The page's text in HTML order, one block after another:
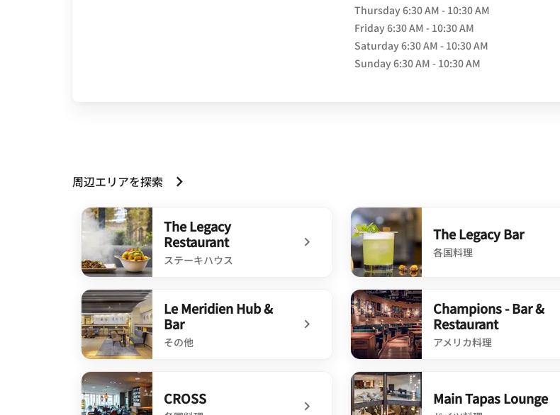
Thursday6:30 AM - 10:30 AM
Friday6:30 AM - 10:30 AM
Saturday6:30 AM - 10:30 AM
Sunday6:30 AM - 10:30 AM
周辺エリアを探索
The Legacy
Restaurant
ステーキハウス
undefined The Legacy Restaurant
The Legacy Bar
各国料理
undefined The Legacy Bar
Le Meridien Hub &
Bar
その他
undefined Le Meridien Hub & Bar
Champions - Bar &
Restaurant
アメリカ料理
undefined Champions - Bar & Restaurant
CROSS Main Tapas Lounge